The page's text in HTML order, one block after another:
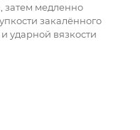
затем медленно
закалённого
ударной вязкости